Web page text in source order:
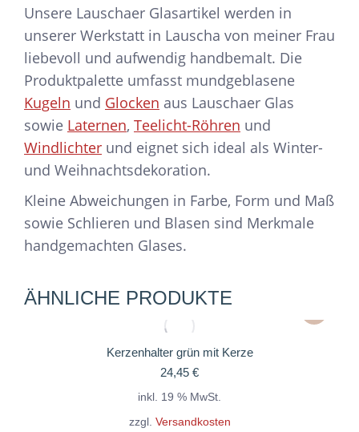
Unsere Lauschaer Glasartikel werden in
unserer Werkstatt in Lauscha von meiner Frau
liebevoll und aufwendig handbemalt. Die
Produktpalette umfasst mundgeblasene
Kugeln und Glocken aus Lauschaer Glas
sowie Laternen, Teelicht-Röhren und
Windlichter und eignet sich ideal als Winter-
und Weihnachtsdekoration.
Kleine Abweichungen in Farbe, Form und Maß
sowie Schlieren und Blasen sind Merkmale
handgemachten Glases.
ÄHNLICHE PRODUKTE
Kerzenhalter grün mit Kerze
24,45 €
inkl. 19 % MwSt.
zzgl. Versandkosten